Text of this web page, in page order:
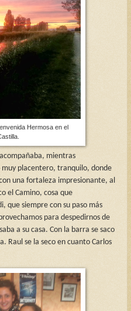
Hermosa en el
mientras
muy placentero, tranquilo, donde
una fortaleza impresionante, al
el Camino, cosa que
que siempre con su paso más
para despedirnos de
a su casa. Con la barra se saco
Raul se la seco en cuanto Carlos